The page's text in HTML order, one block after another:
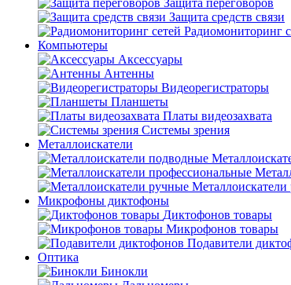
Защита переговоров
Защита средств связи
Радиомониторинг
Компьютеры
Аксессуары
Антенны
Видеорегистраторы
Планшеты
Платы видеозахвата
Системы зрения
Металлоискатели
Микрофоны диктофоны
Диктофонов товары
Микрофонов товары
Подавители
Оптика
Бинокли